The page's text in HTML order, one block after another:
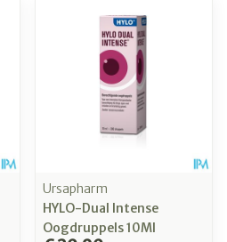
Ursapharm
HYLO-Dual Intense
Oogdruppels 10Ml